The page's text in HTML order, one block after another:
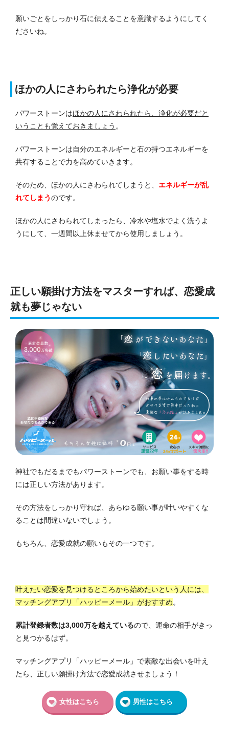
願いごとをしっかり石に伝えることを意識するようにしてく
ださいね。
ほかの人にさわられたら浄化が必要
パワーストーンはほかの人にさわられたら、浄化が必要だと
いうことも覚えておきましょう 。
パワーストーンは自分のエネルギーと石の持つエネルギーを
共有することで力を高めていきます。
そのため、ほかの人にさわられてしまうと、 エネルギーが乱
れてしまうのです。
ほかの人にさわられてしまったら、冷水や塩水でよく洗うよ
うにして、一週間以上休ませてから使用しましょう。
正しい願掛け方法をマスターすれば、恋愛成
就も夢じゃない
神社でもだるまでもパワーストーンでも、お願い事をする時
には正しい方法があります。
その方法をしっかり守れば、あらゆる願い事が叶いやすくな
ることは間違いないでしょう。
もちろん、恋愛成就の願いもその一つです。
叶えたい恋愛を見つけるところから始めたいという人には、
マッチングアプリ「ハッピーメール」がおすすめ。
累計登録者数は3,000万を越えているので、運命の相手がきっ
と見つかるはず。
マッチングアプリ「ハッピーメール」で素敵な出会いを叶え
たら、正しい願掛け方法で恋愛成就させましょう！
女性はこちら 男性はこちら